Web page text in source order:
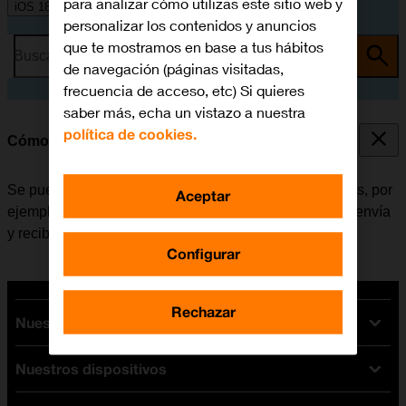
iOS 18
Busca por problema o tema
Cómo consultar el consumo de datos
Se puede ver cuántos datos móviles han sido utilizados, por
ejemplo, al usar el navegador de internet o cuando se envía
y recibe correo electrónico.
Nuestras tarifas
Tarifas Orange
Tarifas fibra y móvil
Nuestros dispositivos
personalizar los contenidos y anuncios
que te mostramos en base a tus hábitos
de navegación (páginas visitadas,
frecuencia de acceso, etc) Si quieres
saber más, echa un vistazo a nuestra
política de cookies.
Configurar
Rechazar
Aceptar